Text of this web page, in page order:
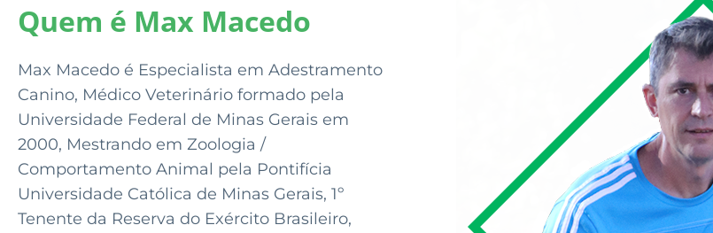
Quem é Max Macedo
Max Macedo é Especialista em Adestramento
Canino, Médico Veterinário formado pela
Universidade Federal de Minas Gerais em
2000, Mestrando em Zoologia /
Comportamento Animal pela Pontifícia
Universidade Católica de Minas Gerais, 1º
Tenente da Reserva do Exército Brasileiro,